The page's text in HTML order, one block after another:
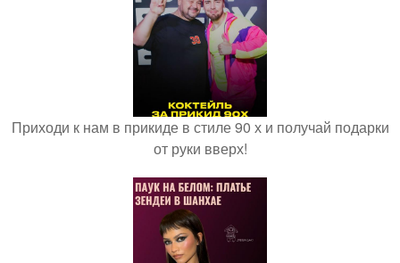
Приходи к нам в прикиде в стиле 90 х и получай подарки
от руки вверх!